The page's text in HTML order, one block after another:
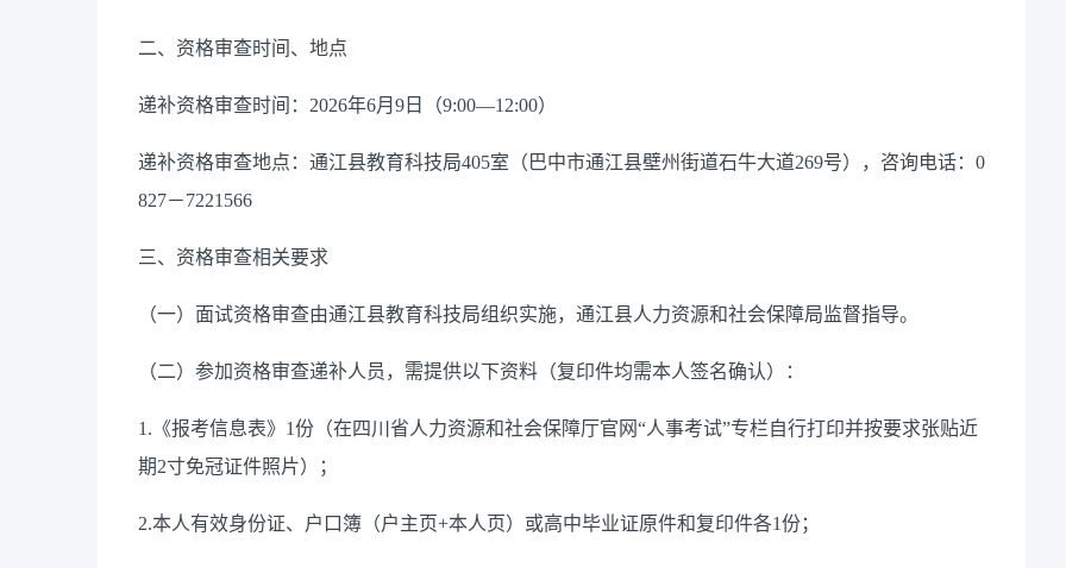
二、资格审查时间、地点
递补资格审查时间：2026年6月9日（9:00—12:00）
递补资格审查地点：通江县教育科技局405室（巴中市通江县壁州街道石牛大道269号），咨询电话：0
827－7221566
三、资格审查相关要求
（一）面试资格审查由通江县教育科技局组织实施，通江县人力资源和社会保障局监督指导。
（二）参加资格审查递补人员，需提供以下资料（复印件均需本人签名确认）：
1.《报考信息表》1份（在四川省人力资源和社会保障厅官网“人事考试”专栏自行打印并按要求张贴近
期2寸免冠证件照片）；
2.本人有效身份证、户口簿（户主页+本人页）或高中毕业证原件和复印件各1份；